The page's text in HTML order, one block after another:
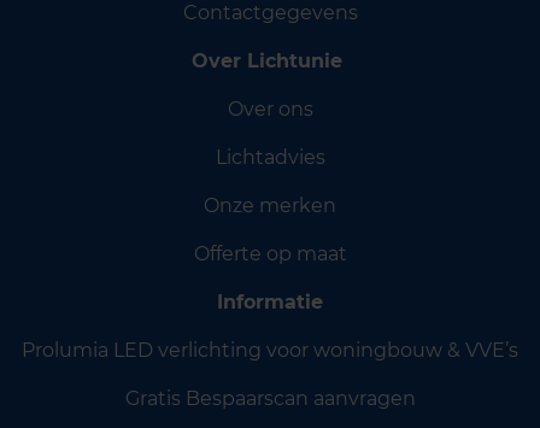
Contactgegevens
Over Lichtunie
Over ons
Lichtadvies
Onze merken
Offerte op maat
Informatie
Prolumia LED verlichting voor woningbouw & VVE’s
Gratis Bespaarscan aanvragen